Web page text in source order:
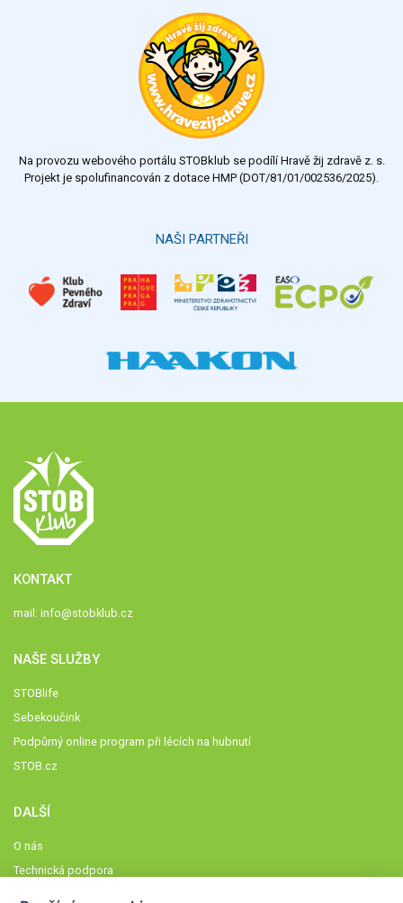
Výsledky Všechny ankety
Na provozu webového portálu STOBklub se podílí Hravě žij zdravě z. s.
Projekt je spolufinancován z dotace HMP (DOT/81/01/002536/2025).
NAŠI PARTNEŘI
KONTAKT
mail: info@stobklub.cz
NAŠE SLUŽBY
STOBlife
Sebekoučink
Podpůrný online program při lécích na hubnutí
STOB.cz
DALŠÍ
O nás
Technická podpora